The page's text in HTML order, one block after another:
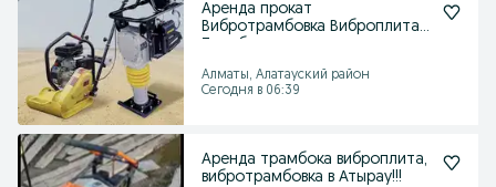
Аренда прокат
Вибротрамбовка Виброплита
Алматы, Алатауский район
Сегодня в 06:39
Аренда трамбока виброплита,
вибротрамбовка в Атырау!!!